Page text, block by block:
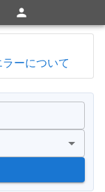
ーについて